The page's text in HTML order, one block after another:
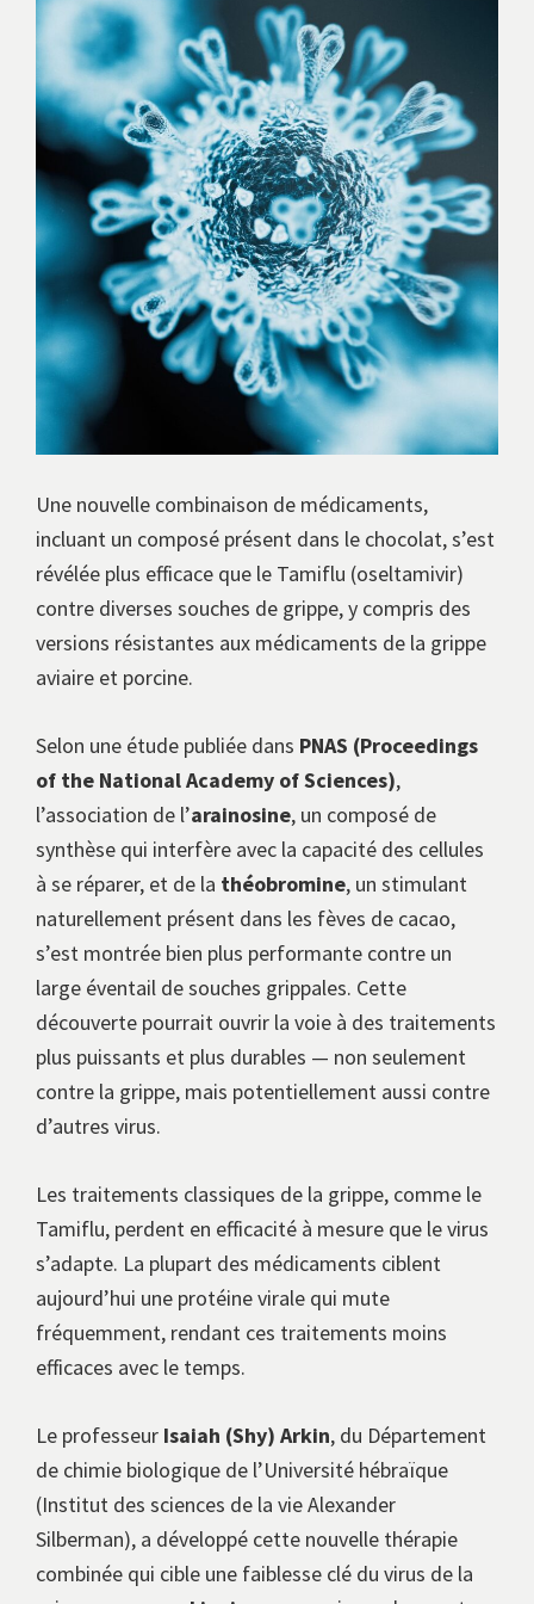
avec
instituts
européens.
Une nouvelle combinaison de médicaments,
incluant un composé présent dans le chocolat, s’est
révélée plus efficace que le Tamiflu (oseltamivir)
contre diverses souches de grippe, y compris des
versions résistantes aux médicaments de la grippe
aviaire et porcine.
Selon une étude publiée dans PNAS (Proceedings
of the National Academy of Sciences),
l’association de l’arainosine, un composé de
synthèse qui interfère avec la capacité des cellules
à se réparer, et de la théobromine, un stimulant
naturellement présent dans les fèves de cacao,
s’est montrée bien plus performante contre un
large éventail de souches grippales. Cette
découverte pourrait ouvrir la voie à des traitements
plus puissants et plus durables — non seulement
contre la grippe, mais potentiellement aussi contre
d’autres virus.
Les traitements classiques de la grippe, comme le
Tamiflu, perdent en efficacité à mesure que le virus
s’adapte. La plupart des médicaments ciblent
aujourd’hui une protéine virale qui mute
fréquemment, rendant ces traitements moins
efficaces avec le temps.
Le professeur Isaiah (Shy) Arkin, du Département
de chimie biologique de l’Université hébraïque
(Institut des sciences de la vie Alexander
Silberman), a développé cette nouvelle thérapie
combinée qui cible une faiblesse clé du virus de la